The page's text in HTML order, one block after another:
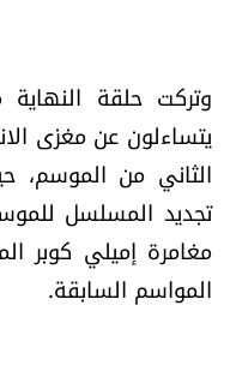
من نحن
للتواصل معنا
شروط الاستخدام
شروط الإشتراك
وتركت حلقة
يتساءلون عن مغزى
الثاني من
تجديد المسلسل
مغامرة إميلي كوبر
المواسم السابقة.